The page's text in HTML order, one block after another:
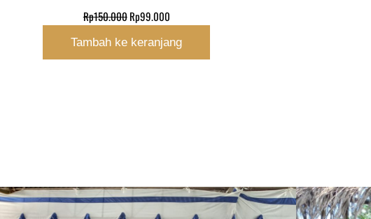
Rp150.000Harga
Rp99.000Harga
ini
Tambah ke keranjang